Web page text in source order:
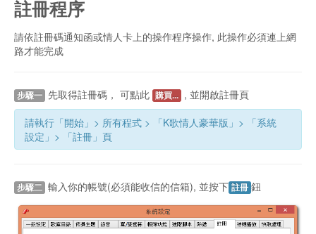
註冊程序
請依註冊碼通知函或情人卡上的操作程序操作, 此操作必須連上網
步驟一 先取得註冊碼， 可點此 購買... , 並開啟註冊頁
請執行「開始」> 所有程式 > 「K歌情人豪華版」> 「系統
設定」> 「註冊」頁